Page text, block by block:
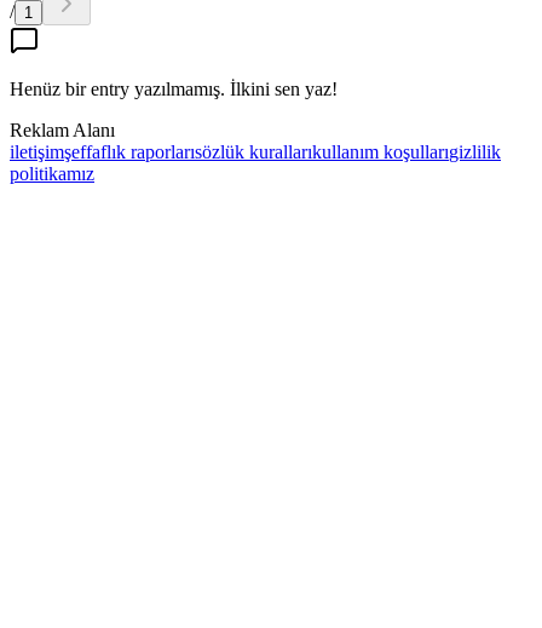
/ 1
Henüz bir entry yazılmamış. İlkini sen yaz!
Reklam Alanı
iletişimşeffaflık raporlarısözlük kurallarıkullanım koşullarıgizlilik
politikamız